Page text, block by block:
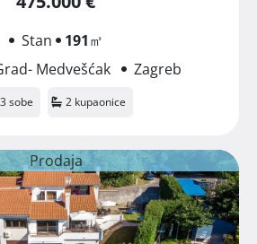
Stan 191㎡
Medvešćak
Zagreb
3 sobe 2 kupaonice
Prodaja